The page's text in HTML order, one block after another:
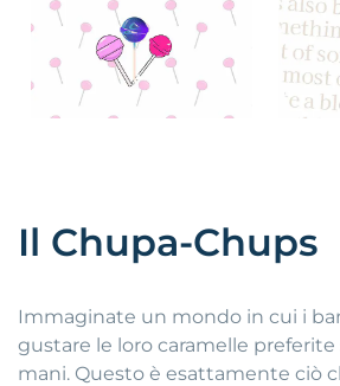
Il Chupa-Chups
Immaginate un mondo in cui i
gustare le loro caramelle preferite
mani. Questo è esattamente ciò